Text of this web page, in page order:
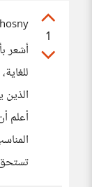
1
أشعر
أعلم